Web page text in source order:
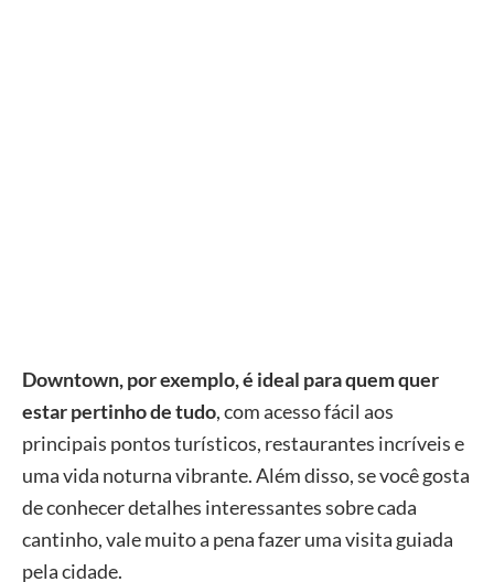
Downtown, por exemplo, é ideal para quem quer
estar pertinho de tudo, com acesso fácil aos
principais pontos turísticos, restaurantes incríveis e
uma vida noturna vibrante. Além disso, se você gosta
de conhecer detalhes interessantes sobre cada
cantinho, vale muito a pena fazer uma visita guiada
pela cidade.